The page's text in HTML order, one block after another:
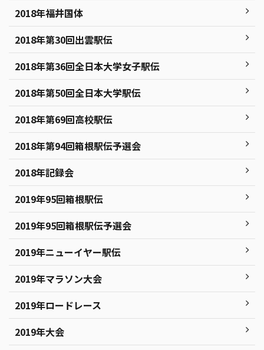
2018年福井国体
2018年第30回出雲駅伝
2018年第36回全日本大学女子駅伝
2018年第50回全日本大学駅伝
2018年第69回高校駅伝
2018年第94回箱根駅伝予選会
2018年記録会
2019年95回箱根駅伝
2019年95回箱根駅伝予選会
2019年ニューイヤー駅伝
2019年マラソン大会
2019年ロードレース
2019年大会